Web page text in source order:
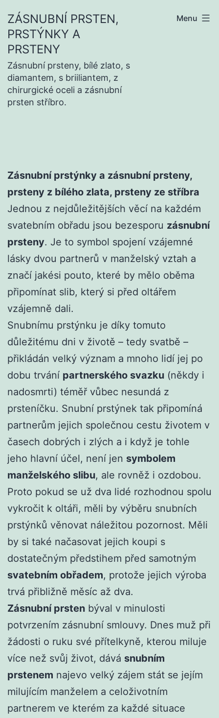
obsahu
ZÁSNUBNÍ PRSTEN,
PRSTÝNKY A
PRSTENY
Zásnubní prsteny, bílé zlato, s
diamantem, s briiliantem, z
chirurgické oceli a zásnubní
prsten stříbro.
Menu
Zásnubní prstýnky a zásnubní prsteny,
prsteny z bílého zlata, prsteny ze stříbra
Jednou z nejdůležitějších věcí na každém
svatebním obřadu jsou bezesporu zásnubní
prsteny. Je to symbol spojení vzájemné
lásky dvou partnerů v manželský vztah a
značí jakési pouto, které by mělo oběma
připomínat slib, který si před oltářem
vzájemně dali.
Snubnímu prstýnku je díky tomuto
důležitému dni v životě – tedy svatbě –
přikládán velký význam a mnoho lidí jej po
dobu trvání partnerského svazku (někdy i
nadosmrti) téměř vůbec nesundá z
prsteníčku. Snubní prstýnek tak připomíná
partnerům jejich společnou cestu životem v
časech dobrých i zlých a i když je tohle
jeho hlavní účel, není jen symbolem
manželského slibu, ale rovněž i ozdobou.
Proto pokud se už dva lidé rozhodnou spolu
vykročit k oltáři, měli by výběru snubních
prstýnků věnovat náležitou pozornost. Měli
by si také načasovat jejich koupi s
dostatečným předstihem před samotným
svatebním obřadem, protože jejich výroba
trvá přibližně měsíc až dva.
Zásnubní prsten býval v minulosti
potvrzením zásnubní smlouvy. Dnes muž při
žádosti o ruku své přítelkyně, kterou miluje
více než svůj život, dává snubním
prstenem najevo velký zájem stát se jejím
milujícím manželem a celoživotním
partnerem ve kterém za každé situace